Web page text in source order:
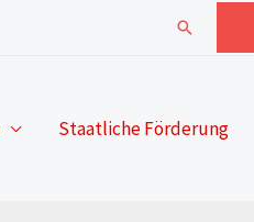
Suchen
Staatliche Förderung